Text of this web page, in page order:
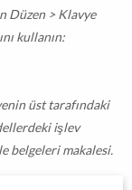
Düzen > Klavye
kullanın:
üst tarafındaki
işlev
belgeleri makalesi.